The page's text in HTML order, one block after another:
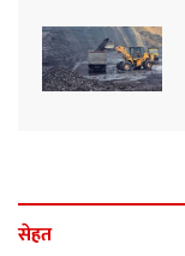
सेहत